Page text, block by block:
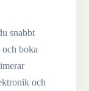
snabbt
boka
och